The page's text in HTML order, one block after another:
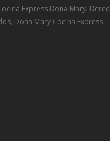
Express Doña Mary.
Doña Mary Cocina Express